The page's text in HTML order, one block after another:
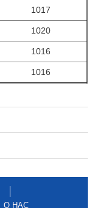
1017
1020
1016
1016
О НАС